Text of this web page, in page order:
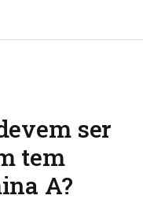
ser
tem
A?